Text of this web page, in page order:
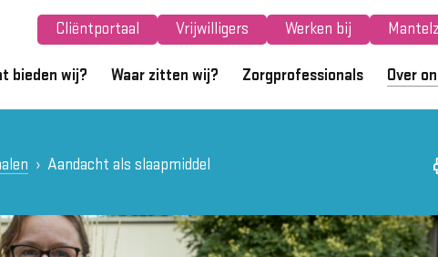
Cliëntportaal Vrijwilligers Werken bij
bieden wij? Waar zitten wij? Zorgprofessionals Over
Aandacht als slaapmiddel